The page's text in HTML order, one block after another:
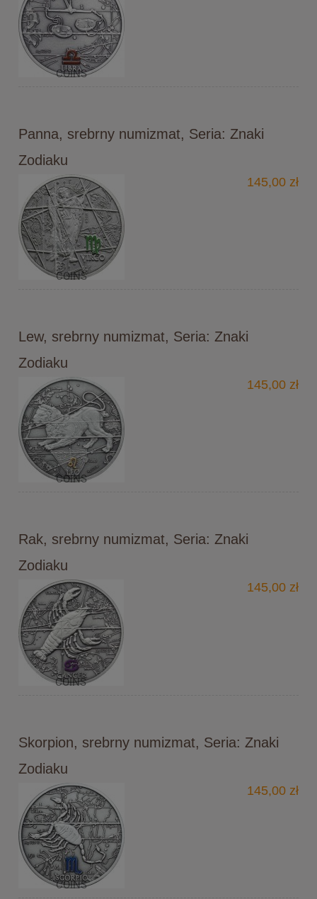
Panna, srebrny numizmat, Seria: Znaki
Zodiaku
145,00 zł
Lew, srebrny numizmat, Seria: Znaki
Zodiaku
145,00 zł
Rak, srebrny numizmat, Seria: Znaki
Zodiaku
145,00 zł
Skorpion, srebrny numizmat, Seria: Znaki
Zodiaku
145,00 zł